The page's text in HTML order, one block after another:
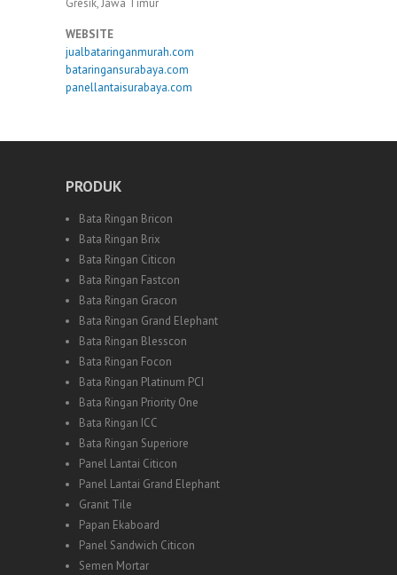
Gresik, Jawa Timur
WEBSITE
jualbataringanmurah.com
bataringansurabaya.com
panellantaisurabaya.com
PRODUK
Bata Ringan Bricon
Bata Ringan Brix
Bata Ringan Citicon
Bata Ringan Fastcon
Bata Ringan Gracon
Bata Ringan Grand Elephant
Bata Ringan Blesscon
Bata Ringan Focon
Bata Ringan Platinum PCI
Bata Ringan Priority One
Bata Ringan ICC
Bata Ringan Superiore
Panel Lantai Citicon
Panel Lantai Grand Elephant
Granit Tile
Papan Ekaboard
Panel Sandwich Citicon
Semen Mortar